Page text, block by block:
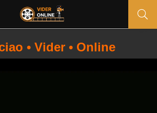
• Vider • Online